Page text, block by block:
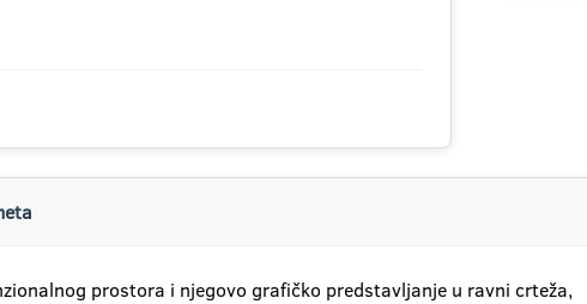
prostora i njegovo grafičko predstavljanje u ravni crteža,